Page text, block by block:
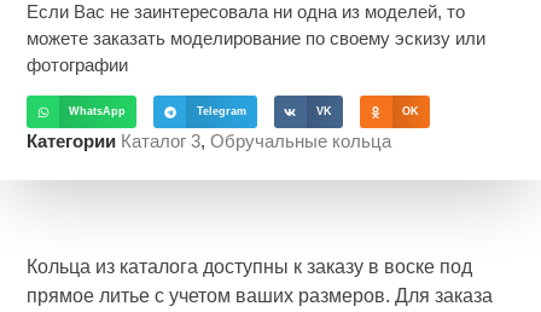
Если Вас не заинтересовала ни одна из моделей, то
можете заказать моделирование по своему эскизу или
фотографии
WhatsApp Telegram VK OK
Категории Каталог 3,Обручальные кольца
Кольца из каталога доступны к заказу в воске под
прямое литье с учетом ваших размеров. Для заказа